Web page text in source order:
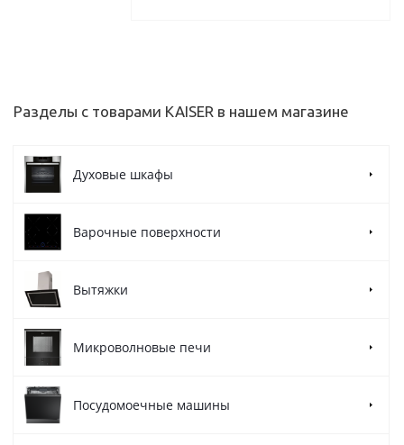
Разделы с товарами KAISER в нашем магазине
Духовые шкафы
Варочные поверхности
Вытяжки
Микроволновые печи
Посудомоечные машины